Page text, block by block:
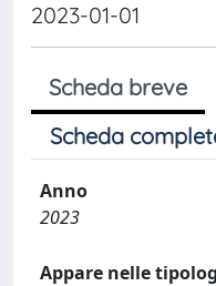
2023-01-01
Scheda breve
Scheda
Anno
2023
Appare nelle